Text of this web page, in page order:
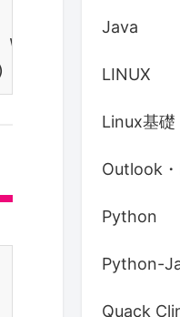
writer:
Java
LINUX
Linux基礎
Outlook
Python
Python-
Quack